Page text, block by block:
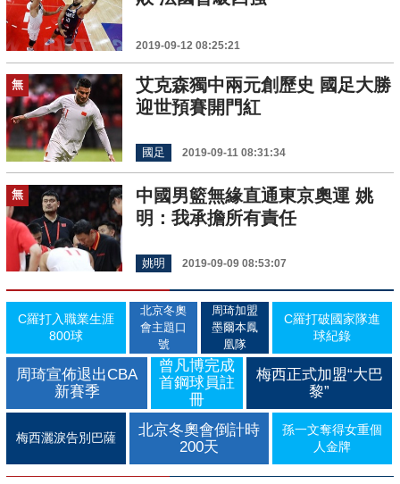
2019-09-12 08:25:21
無
艾克森獨中兩元創歷史 國足大勝
迎世預賽開門紅
國足 2019-09-11 08:31:34
無
中國男籃無緣直通東京奧運 姚
明：我承擔所有責任
姚明 2019-09-09 08:53:07
C羅打入職業生涯
800球
北京冬奧
會主題口
號
周琦加盟
墨爾本鳳
凰隊
C羅打破國家隊進
球紀錄
周琦宣佈退出CBA
新賽季
曾凡博完成
首鋼球員註
冊
梅西正式加盟“大巴
黎”
梅西灑淚告別巴薩
北京冬奧會倒計時
200天
孫一文奪得女重個
人金牌